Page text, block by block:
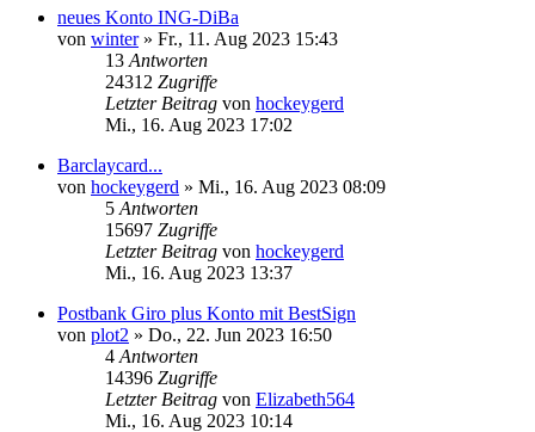
neues Konto ING-DiBa
von winter» Fr., 11. Aug 2023 15:43
13 Antworten
24312 Zugriffe
Letzter Beitrag von hockeygerd
Mi., 16. Aug 2023 17:02
Barclaycard...
von hockeygerd » Mi., 16. Aug 2023 08:09
5 Antworten
15697 Zugriffe
Letzter Beitrag von hockeygerd
Mi., 16. Aug 2023 13:37
Postbank Giro plus Konto mit BestSign
von plot2 » Do., 22. Jun 2023 16:50
4 Antworten
14396 Zugriffe
Letzter Beitrag von Elizabeth564
Mi., 16. Aug 2023 10:14